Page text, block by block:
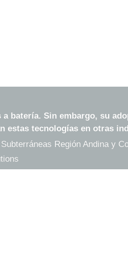
batería. Sin embargo, su
estas tecnologías en otras
Región Andina y